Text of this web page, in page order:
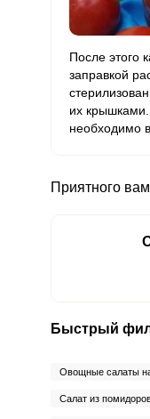
После этого
заправкой
их крышками.
необходимо
Приятного
Быстрый
Овощные салаты
Салат из